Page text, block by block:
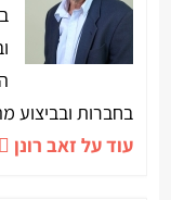
בחברות ובביצוע
עוד על זאב רונן